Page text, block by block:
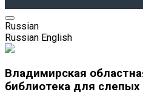
Russian
Russian English
Владимирская
библиотека для слепых